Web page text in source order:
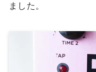
ました。